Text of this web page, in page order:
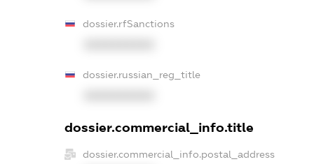
dossier.rfSanctions
dossier.russian_reg_title
dossier.commercial_info.title
dossier.commercial_info.postal_address